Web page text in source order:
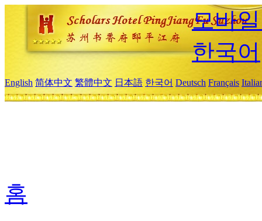
모바
한국어
English 简体中文 繁體中文 日本語 한국어 Deutsch Français
홈